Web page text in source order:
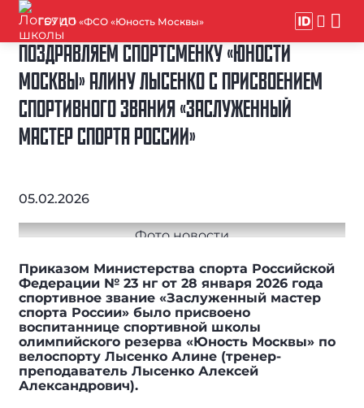
ГБУ ДО «ФСО «Юность Москвы»
ПОЗДРАВЛЯЕМ СПОРТСМЕНКУ «ЮНОСТИ
МОСКВЫ» АЛИНУ ЛЫСЕНКО С ПРИСВОЕНИЕМ
СПОРТИВНОГО ЗВАНИЯ «ЗАСЛУЖЕННЫЙ
МАСТЕР СПОРТА РОССИИ»
05.02.2026
Приказом Министерства спорта Российской
Федерации № 23 нг от 28 января 2026 года
спортивное звание «Заслуженный мастер
спорта России» было присвоено
воспитаннице спортивной школы
олимпийского резерва «Юность Москвы» по
велоспорту Лысенко Алине (тренер-
преподаватель Лысенко Алексей
Александрович).